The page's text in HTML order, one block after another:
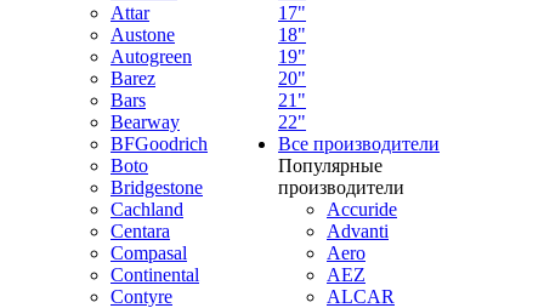
Attar
Austone
Autogreen
Barez
Bars
Bearway
BFGoodrich
Boto
Bridgestone
Cachland
Centara
Compasal
Continental
Contyre
17"
18"
19"
20"
21"
22"
Все производители
Популярные
производители
Accuride
Advanti
Aero
AEZ
ALCAR